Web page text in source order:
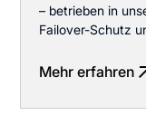
– betrieben in
Failover-Schutz
Mehr erfahren